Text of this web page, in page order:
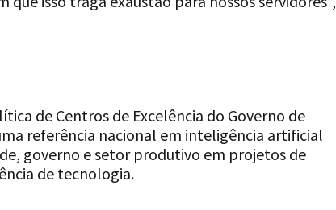
de Centros de Excelência do Governo de
referência nacional em inteligência artificial
governo e setor produtivo em projetos de
de tecnologia.